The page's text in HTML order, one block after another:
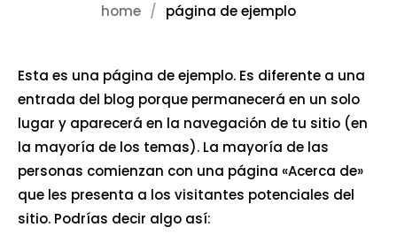
home página de ejemplo
Esta es una página de ejemplo. Es diferente a una
entrada del blog porque permanecerá en un solo
lugar y aparecerá en la navegación de tu sitio (en
la mayoría de los temas). La mayoría de las
personas comienzan con una página «Acerca de»
que les presenta a los visitantes potenciales del
sitio. Podrías decir algo así: